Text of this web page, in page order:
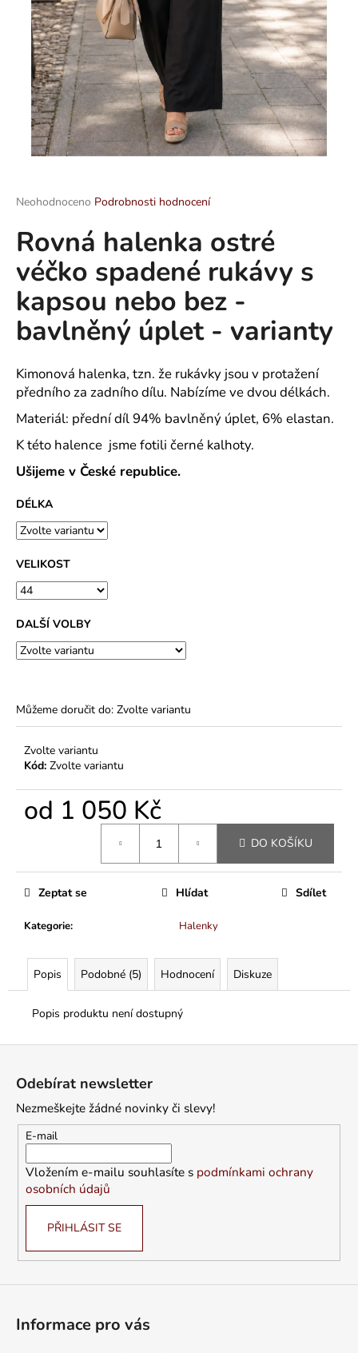
Průměrné
produktu
je
z
5
hvězdiček.
Neohodnoceno Podrobnosti hodnocení
Rovná halenka ostré
véčko spadené rukávy s
kapsou nebo bez -
bavlněný úplet - varianty
Kimonová halenka, tzn. že rukávky jsou v protažení
předního za zadního dílu. Nabízíme ve dvou délkách.
Materiál: přední díl 94% bavlněný úplet, 6% elastan.
K této halence jsme fotili černé kalhoty.
Ušijeme v České republice.
DÉLKA
VELIKOST
DALŠÍ VOLBY
Můžeme doručit do: Zvolte variantu
Zvolte variantu
Kód: Zvolte variantu
od 1 050 Kč
DO KOŠÍKU
Kategorie: Halenky
Zeptat se Hlídat Sdílet
Popis Podobné (5) Hodnocení Diskuze
Popis produktu není dostupný
D
o
p
o
r
u
u
j
e
m
e
SPOLEČENSKÉ
ŠATY
ZORKA
KVALITNÍ
POLYESTEROVÝ
-
VÍCE
DÉLEK
1
490
Odebírat newsletter
Nezmeškejte žádné novinky či slevy!
E-mail
Vložením e-mailu souhlasíte s podmínkami ochrany
osobních údajů
PŘIHLÁSIT SE
Informace pro vás